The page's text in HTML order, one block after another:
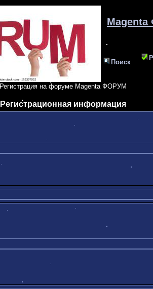
Поиск
Регистрация на форуме Magenta ФОРУМ
Регистрационная информация